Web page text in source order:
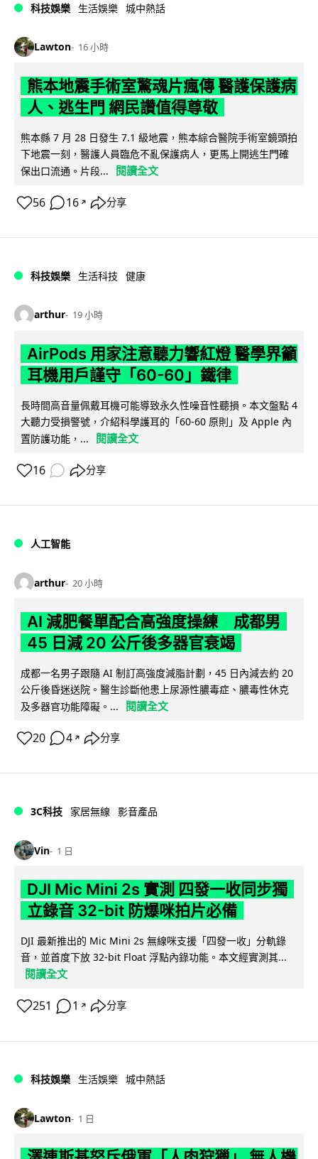
科技娛樂 生活娛樂 城中熱話
Lawton 16 小時
熊本地震手術室驚魂片瘋傳 醫護保護病
人、逃生門 網民讚值得尊敬
熊本縣 7 月 28 日發生 7.1 級地震，熊本綜合醫院手術室鏡頭拍
下地震一刻，醫護人員臨危不亂保護病人，更馬上開逃生門確
保出口流通。片段...
閱讀全文
56 16 ↗ 分享
科技娛樂 生活科技 健康
arthur 19 小時
AirPods 用家注意聽力響紅燈 醫學界籲
耳機用戶謹守「60-60」鐵律
長時間高音量佩戴耳機可能導致永久性噪音性聽損。本文盤點 4
大聽力受損警號，介紹科學護耳的「60-60 原則」及 Apple 內
置防護功能，...
閱讀全文
16 分享
人工智能
arthur 20 小時
AI 減肥餐單配合高強度操練 成都男
45 日減 20 公斤後多器官衰竭
成都一名男子跟隨 AI 制訂高強度減脂計劃，45 日內減去約 20
公斤後昏迷送院。醫生診斷他患上尿源性膿毒症、膿毒性休克
及多器官功能障礙。...
閱讀全文
20 4 ↗ 分享
3C科技 家居無線 影音產品
Vin 1 日
DJI Mic Mini 2s 實測 四發一收同步獨
立錄音 32-bit 防爆咪拍片必備
DJI 最新推出的 Mic Mini 2s 無線咪支援「四發一收」分軌錄
音，並首度下放 32-bit Float 浮點內錄功能。本文經實測其...
閱讀全文
251 1 ↗ 分享
科技娛樂 生活娛樂 城中熱話
Lawton 1 日